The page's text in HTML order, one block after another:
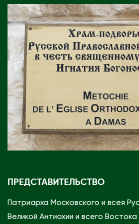
ПРЕДСТАВИТЕЛЬСТВО
Патриарха Московского и всея
Великой Антиохии и всего